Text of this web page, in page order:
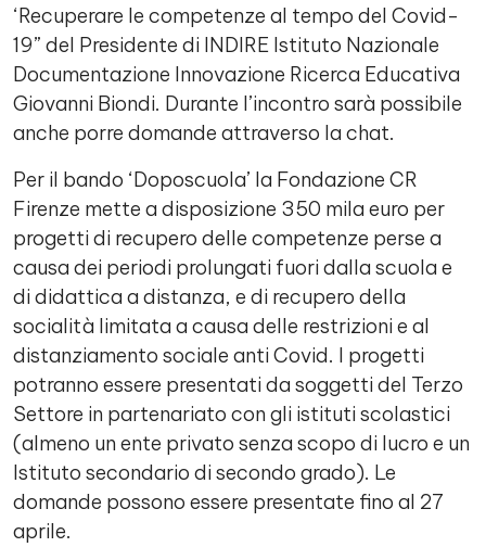
‘Recuperare le competenze al tempo del Covid-
19” del Presidente di INDIRE Istituto Nazionale
Documentazione Innovazione Ricerca Educativa
Giovanni Biondi. Durante l’incontro sarà possibile
anche porre domande attraverso la chat.
Per il bando ‘Doposcuola’ la Fondazione CR
Firenze mette a disposizione 350 mila euro per
progetti di recupero delle competenze perse a
causa dei periodi prolungati fuori dalla scuola e
di didattica a distanza, e di recupero della
socialità limitata a causa delle restrizioni e al
distanziamento sociale anti Covid. I progetti
potranno essere presentati da soggetti del Terzo
Settore in partenariato con gli istituti scolastici
(almeno un ente privato senza scopo di lucro e un
Istituto secondario di secondo grado). Le
domande possono essere presentate fino al 27
aprile.